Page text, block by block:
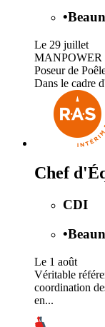
•
Le 29 juillet
MANPOWER
Poseur de
Dans le cadre
Chef
CDI
•
Le 1 août
Véritable
coordination
en...